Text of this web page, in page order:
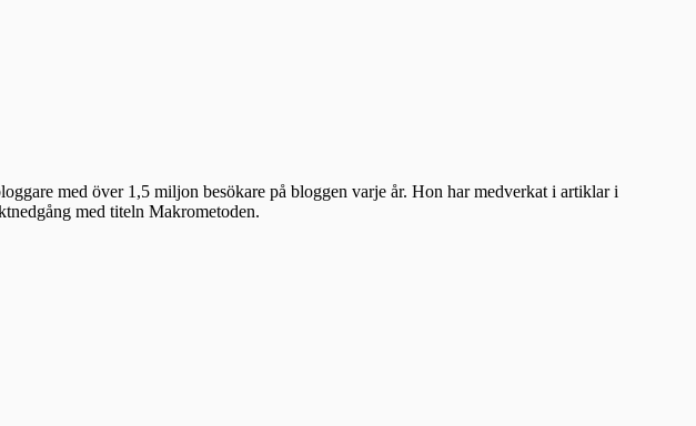
med över 1,5 miljon besökare på bloggen varje år. Hon har medverkat i artiklar i
med titeln Makrometoden.